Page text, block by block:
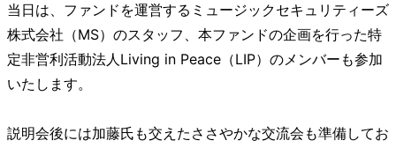
当日は、ファンドを運営するミュージックセキュリティーズ
株式会社（MS）のスタッフ、本ファンドの企画を行った特
定非営利活動法人Living in Peace（LIP）のメンバーも参加
いたします。
説明会後には加藤氏も交えたささやかな交流会も準備してお